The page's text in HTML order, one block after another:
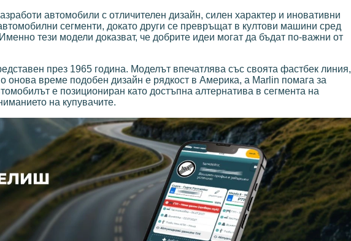
автомобили с отличителен дизайн, силен характер и иновативни
сегменти, докато други се превръщат в култови машини сред
тези модели доказват, че добрите идеи могат да бъдат по-важни от
през 1965 година. Моделът впечатлява със своята фастбек линия,
онова време подобен дизайн е рядкост в Америка, а Marlin помага за
е позициониран като достъпна алтернатива в сегмента на
на купувачите.